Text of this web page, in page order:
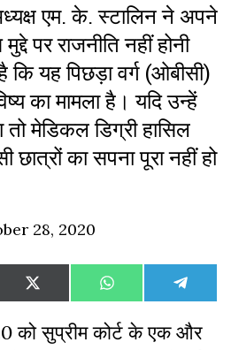
एम. के. स्टालिन ने अपने
पर राजनीति नहीं होनी
कि यह पिछड़ा वर्ग (ओबीसी)
का मामला है। यदि उन्हें
तो मेडिकल डिग्री हासिल
का सपना पूरा नहीं हो
28, 2020
Share
on
X
(Twitter)
Share
on
WhatsAppShare
on
को सुप्रीम कोर्ट के एक और